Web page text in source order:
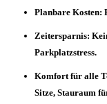
Planbare Kosten:
Zeitersparnis:
Parkplatzstress.
Komfort für alle
Sitze, Stauraum